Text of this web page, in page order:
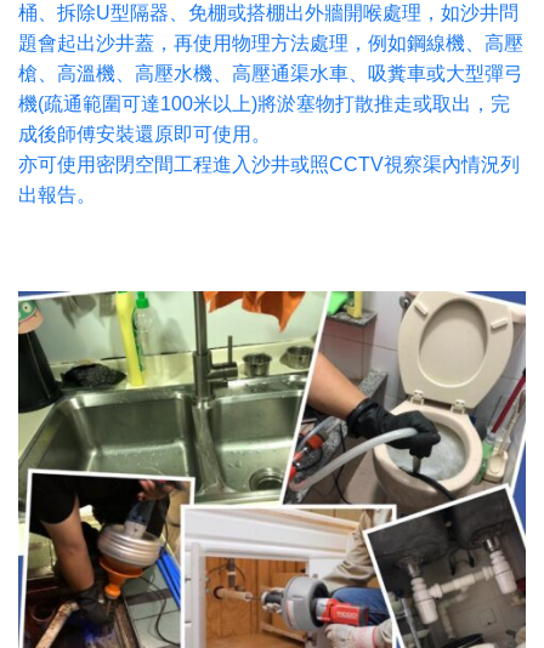
桶、拆除U型隔器、免棚或搭棚出外牆開喉處理，如沙井問
題會起出沙井蓋，再使用物理方法處理，例如鋼線機、高壓
槍、高溫機、高壓水機、高壓通渠水車、吸糞車或大型彈弓
機(疏通範圍可達100米以上)將淤塞物打散推走或取出，完
成後師傅安裝還原即可使用。
亦可使用密閉空間工程進入沙井或照CCTV視察渠內情況列
出報告。